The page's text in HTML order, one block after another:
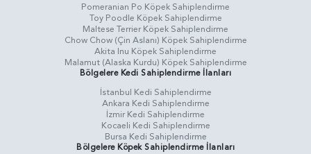
Pomeranian Po Köpek Sahiplendirme
Toy Poodle Köpek Sahiplendirme
Maltese Terrier Köpek Sahiplendirme
Chow Chow (Çin Aslanı) Köpek Sahiplendirme
Akita Inu Köpek Sahiplendirme
Malamut (Alaska Kurdu) Köpek Sahiplendirme
Bölgelere Kedi Sahiplendirme İlanları
İstanbul Kedi Sahiplendirme
Ankara Kedi Sahiplendirme
İzmir Kedi Sahiplendirme
Kocaeli Kedi Sahiplendirme
Bursa Kedi Sahiplendirme
Bölgelere Köpek Sahiplendirme İlanları